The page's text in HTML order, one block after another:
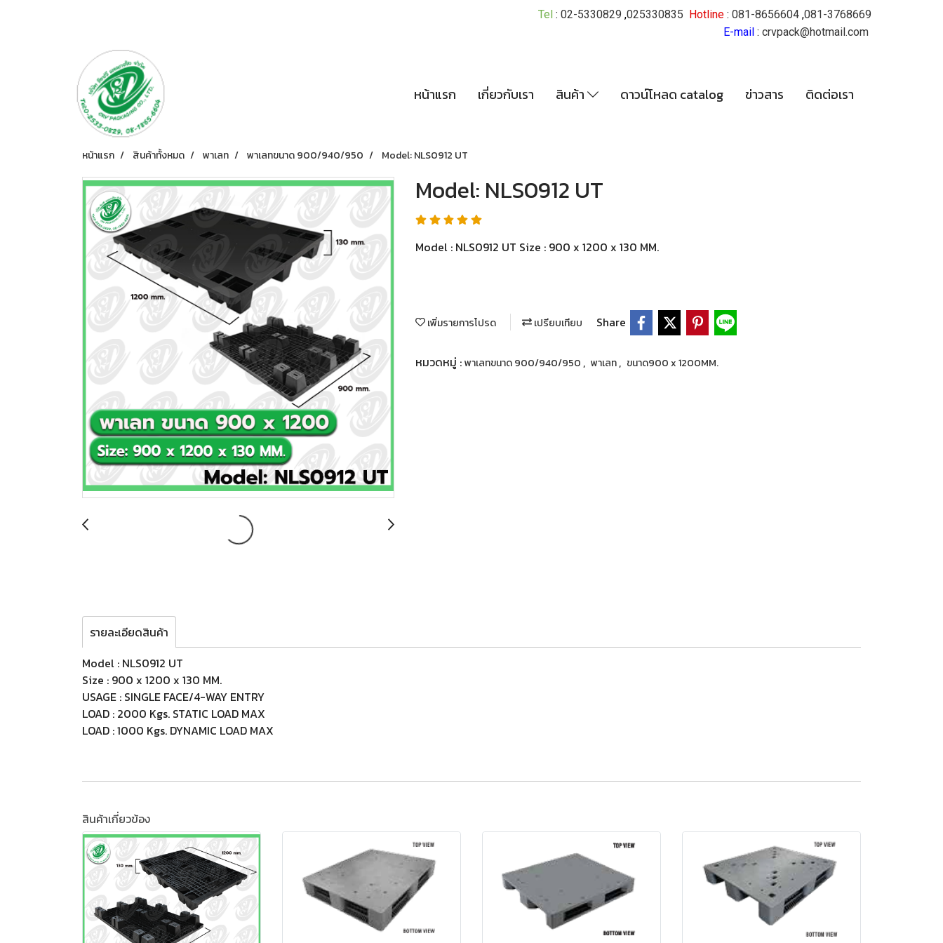
Tel : 02-5330829 ,025330835 Hotline : 081-8656604 ,081-3768669
E-mail : crvpack@hotmail.com
หน้าแรก เกี่ยวกับเรา สินค้า ดาวน์โหลด catalog ข่าวสาร ติดต่อเรา
หน้าแรก สินค้าทั้งหมด พาเลท พาเลทขนาด 900/940/950 Model: NLS0912 UT
Model: NLS0912 UT
Model : NLS0912 UT Size : 900 x 1200 x 130 MM.
เพิ่มรายการโปรด เปรียบเทียบ Share
หมวดหมู่ :พาเลทขนาด 900/940/950 , พาเลท, ขนาด900 x 1200MM.
รายละเอียดสินค้า
Model : NLS0912 UT
Size : 900 x 1200 x 130 MM.
USAGE : SINGLE FACE/4-WAY ENTRY
LOAD : 2000 Kgs. STATIC LOAD MAX
LOAD : 1000 Kgs. DYNAMIC LOAD MAX
สินค้าเกี่ยวข้อง